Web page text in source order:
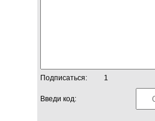
Подписаться: 1
Введи код: